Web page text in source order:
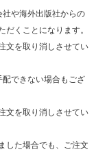
や海外出版社からの
くことになります。
文を取り消しさせてい
できない場合もござ
文を取り消しさせてい
した場合でも、ご注文